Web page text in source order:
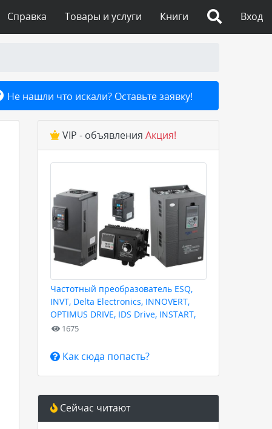
Вход
Книги
Товары и услуги
Справка
Не нашли что искали? Оставьте заявку!
VIP - объявления Акция!
Частотный преобразователь ESQ,
INVT, Delta Electronics, INNOVERT,
OPTIMUS DRIVE, IDS Drive, INSTART,
HYUNDAI для любых задач
1675
Как сюда попасть?
Сейчас читают